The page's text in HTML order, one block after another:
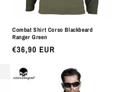
Combat Shirt Corso Blackbeard
Ranger Green
Preço
€36,90 EUR